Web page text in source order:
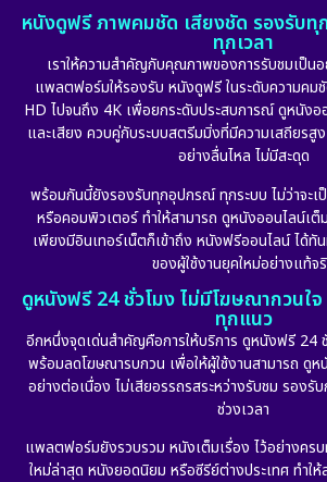
หนังดูฟรี ภาพคมชัด เสียงชัด รองรับ
ทุกเวลา
เราให้ความสำคัญกับคุณภาพของการรับชมเป็น
แพลตฟอร์มให้รองรับ หนังดูฟรี ในระดับความค
HD ไปจนถึง 4K เพื่อยกระดับประสบการณ์ ดูหนังอ
และเสียง ควบคู่กับระบบสตรีมมิ่งที่มีความเสถียรสูง
อย่างลื่นไหล ไม่มีสะดุด
พร้อมกันนี้ยังรองรับทุกอุปกรณ์ ทุกระบบ ไม่ว่าจะเ
หรือคอมพิวเตอร์ ทำให้สามารถ ดูหนังออนไลน์เต็
เพียงมีอินเทอร์เน็ตก็เข้าถึง หนังฟรีออนไลน์ ได้ทั
ของผู้ใช้งานยุคใหม่อย่างแท้จ
ดูหนังฟรี 24 ชั่วโมง ไม่มีโฆษณากวนใ
ทุกแนว
อีกหนึ่งจุดเด่นสำคัญคือการให้บริการ ดูหนังฟรี 24
พร้อมลดโฆษณารบกวน เพื่อให้ผู้ใช้งานสามารถ ดูห
อย่างต่อเนื่อง ไม่เสียอรรถรสระหว่างรับชม รองรั
ช่วงเวลา
แพลตฟอร์มยังรวบรวม หนังเต็มเรื่อง ไว้อย่างครบ
ใหม่ล่าสุด หนังยอดนิยม หรือซีรีย์ต่างประเทศ ทำใ